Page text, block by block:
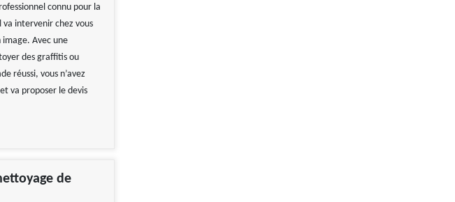
connu pour la
intervenir chez vous
image. Avec une
des graffitis ou
réussi, vous n’avez
va proposer le devis
de